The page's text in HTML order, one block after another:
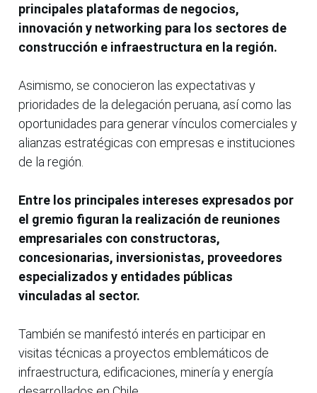
principales plataformas de negocios,
innovación y networking para los sectores de
construcción e infraestructura en la región.
Asimismo, se conocieron las expectativas y
prioridades de la delegación peruana, así como las
oportunidades para generar vínculos comerciales y
alianzas estratégicas con empresas e instituciones
de la región.
Entre los principales intereses expresados por
el gremio figuran la realización de reuniones
empresariales con constructoras,
concesionarias, inversionistas, proveedores
especializados y entidades públicas
vinculadas al sector.
También se manifestó interés en participar en
visitas técnicas a proyectos emblemáticos de
infraestructura, edificaciones, minería y energía